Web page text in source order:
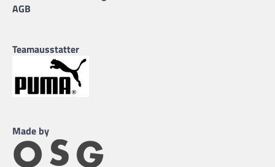
AGB
Teamausstatter
Made by